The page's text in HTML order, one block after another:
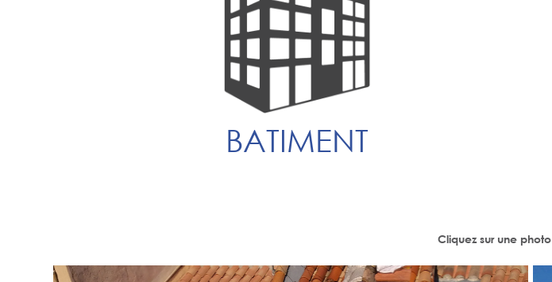
BATIMENT
Cliquez sur une photo